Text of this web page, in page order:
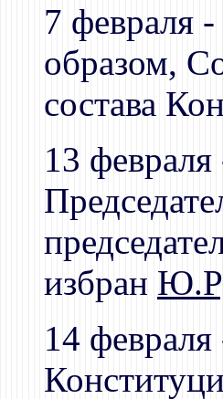
7 февраля
образом,
состава
13
избран
14